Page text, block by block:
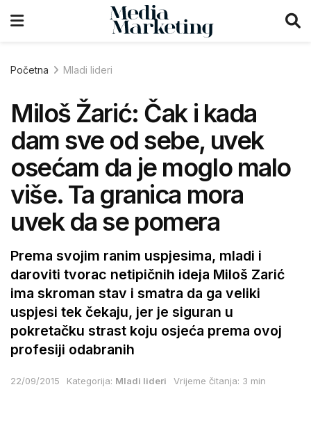
Početna Mladi lideri
Miloš Žarić: Čak i kada
dam sve od sebe, uvek
osećam da je moglo malo
više. Ta granica mora
uvek da se pomera
Prema svojim ranim uspjesima, mladi i
daroviti tvorac netipičnih ideja Miloš Zarić
ima skroman stav i smatra da ga veliki
uspjesi tek čekaju, jer je siguran u
pokretačku strast koju osjeća prema ovoj
profesiji odabranih
22/09/2015 Kategorija: Mladi lideri Vrijeme čitanja: 3 min